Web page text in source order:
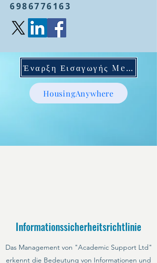
6986776163
Έναρξη Εισαγωγής Mentoring
HousingAnywhere
Informationssicherheitsrichtlinie
Das Management von "Academic Support Ltd"
erkennt die Bedeutung von Informationen und